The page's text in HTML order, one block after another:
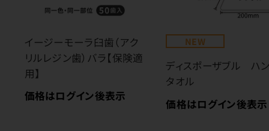
イージーモーラ臼歯（アク
リルレジン歯）バラ【保険適
用】
価格はログイン後表示
NEW
ディスポーザブル ハ
タオル
価格はログイン後表示